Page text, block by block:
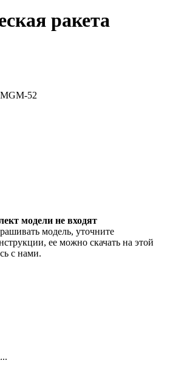
ракета
MGM-52
модели не входят
модель, уточните
ее можно скачать на этой
с нами.